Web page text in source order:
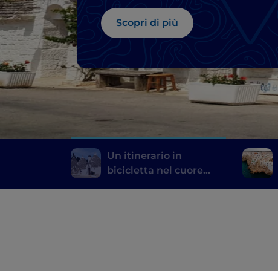
Scopri di più
Un itinerario in
bicicletta nel cuore